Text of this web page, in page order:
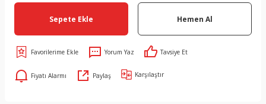
Sepete Ekle Hemen Al
Yorum Yaz Tavsiye Et
Fiyatı Alarmı Paylaş Karşılaştır